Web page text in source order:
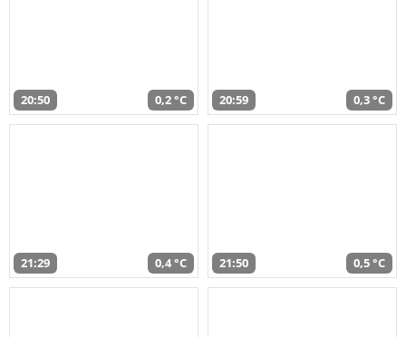
20:50 0,2 °C 20:59 0,3 °C
21:29 0,4 °C 21:50 0,5 °C